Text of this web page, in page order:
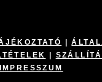
|
IMPRESSZUM